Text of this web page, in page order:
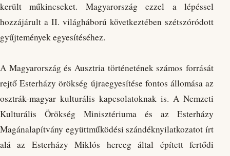
került műkincseket. Magyarország ezzel a lépéssel
hozzájárult a II. világháború következtében szétszóródott
gyűjtemények egyesítéséhez.
A Magyarország és Ausztria történetének számos forrását
rejtő Esterházy örökség újraegyesítése fontos állomása az
osztrák-magyar kulturális kapcsolatoknak is. A Nemzeti
Kulturális Örökség Minisztériuma és az Esterházy
Magánalapítvány együttműködési szándéknyilatkozatot írt
alá az Esterházy Miklós herceg által épített fertődi